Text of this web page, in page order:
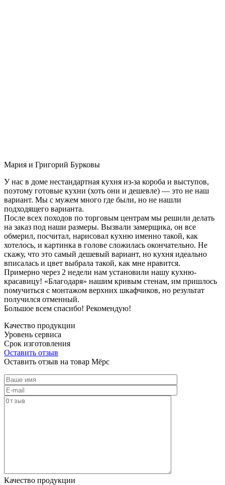
Мария и Григорий Бурковы
У нас в доме нестандартная кухня из-за короба и выступов,
поэтому готовые кухни (хоть они и дешевле) — это не наш
вариант. Мы с мужем много где были, но не нашли
подходящего варианта.
После всех походов по торговым центрам мы решили делать
на заказ под наши размеры. Вызвали замерщика, он все
обмерил, посчитал, нарисовал кухню именно такой, как
хотелось, и картинка в голове сложилась окончательно. Не
скажу, что это самый дешевый вариант, но кухня идеально
вписалась и цвет выбрала такой, как мне нравится.
Примерно через 2 недели нам установили нашу кухню-
красавицу! «Благодаря» нашим кривым стенам, им пришлось
помучиться с монтажом верхних шкафчиков, но результат
получился отменный.
Большое всем спасибо! Рекомендую!
Качество продукции
Уровень сервиса
Срок изготовления
Оставить отзыв
Оставить отзыв на товар Мёрс
Качество продукции